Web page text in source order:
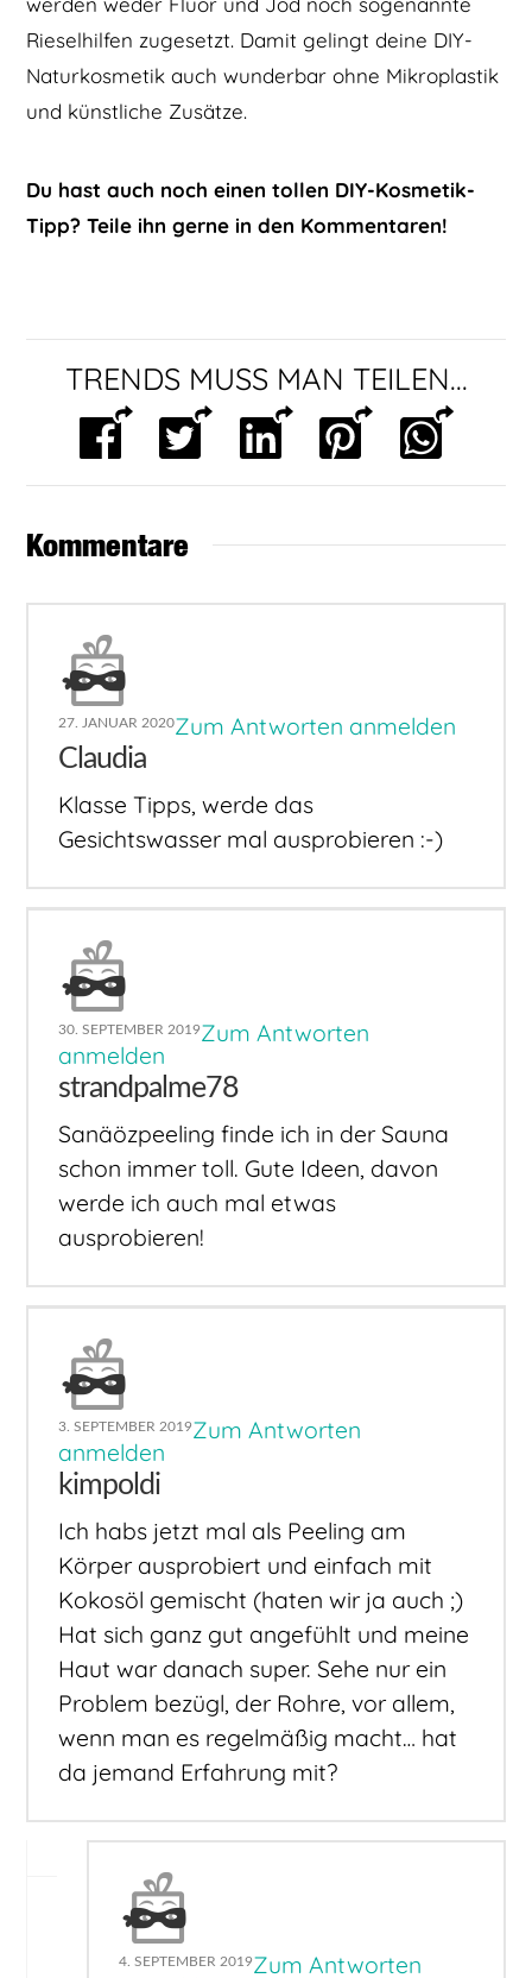
Rieselhilfen zugesetzt. Damit gelingt deine DIY-
Naturkosmetik auch wunderbar ohne Mikroplastik
und künstliche Zusätze.
Du hast auch noch einen tollen DIY-Kosmetik-
Tipp? Teile ihn gerne in den Kommentaren!
TRENDS MUSS MAN TEILEN...
Kommentare
27. JANUAR 2020Zum Antworten anmelden
Claudia
Klasse Tipps, werde das
Gesichtswasser mal ausprobieren :-)
30. SEPTEMBER 2019Zum Antworten
anmelden
strandpalme78
Sanäözpeeling finde ich in der Sauna
schon immer toll. Gute Ideen, davon
werde ich auch mal etwas
ausprobieren!
3. SEPTEMBER 2019Zum Antworten
anmelden
kimpoldi
Ich habs jetzt mal als Peeling am
Körper ausprobiert und einfach mit
Kokosöl gemischt (haten wir ja auch ;)
Hat sich ganz gut angefühlt und meine
Haut war danach super. Sehe nur ein
Problem bezügl, der Rohre, vor allem,
wenn man es regelmäßig macht… hat
da jemand Erfahrung mit?
4. SEPTEMBER 2019Zum Antworten